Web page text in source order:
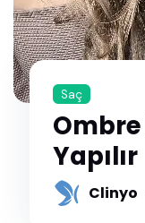
Saç
Ombre
Yapılır
Clinyo